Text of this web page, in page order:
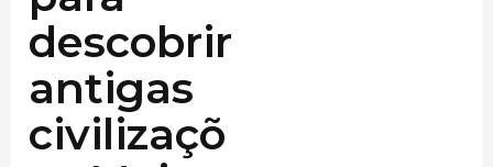
descobrir
antigas
civilizaçõ